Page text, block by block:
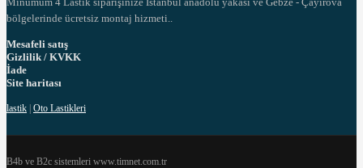
bölgelerinde ücretsiz montaj hizmeti..
Mesafeli satış
Gizlilik / KVKK
İade
Site haritası
lastik | Oto Lastikleri
B4b ve B2c sistemleri www.timnet.com.tr